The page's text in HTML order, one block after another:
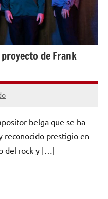
de Frank
belga que se ha
reconocido prestigio en
del rock y […]